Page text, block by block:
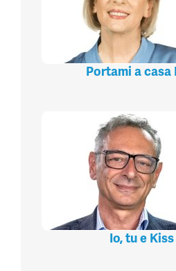
Portami a casa
Io, tu e